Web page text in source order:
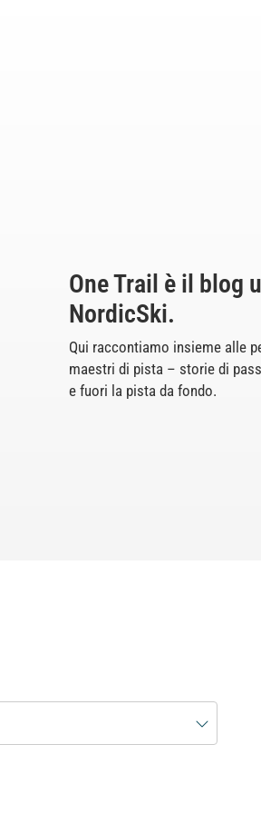
One Trail è il blog
NordicSki.
Qui raccontiamo insieme alle
maestri di pista – storie di
e fuori la pista da fondo.